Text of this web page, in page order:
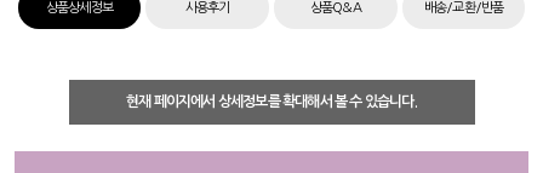
상품상세정보 사용후기 상품Q&A 배송/교환/반품
현재 페이지에서 상세정보를 확대해서 볼 수 있습니다.